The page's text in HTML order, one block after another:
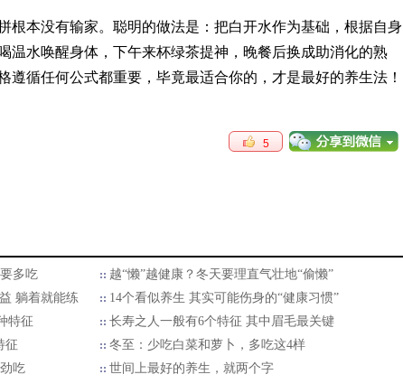
根本没有输家。聪明的做法是：把白开水作为基础，根据自身
温水唤醒身体，下午来杯绿茶提神，晚餐后换成助消化的熟
遵循任何公式都重要，毕竟最适合你的，才是最好的养生法！
5
多吃
越“懒”越健康？冬天要理直气壮地“偷懒”
躺着就能练
14个看似养生 其实可能伤身的“健康习惯”
特征
长寿之人一般有6个特征 其中眉毛最关键
征
冬至：少吃白菜和萝卜，多吃这4样
吃
世间上最好的养生，就两个字